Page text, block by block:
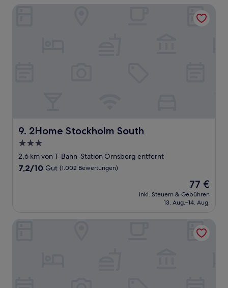
9. 2Home Stockholm South
2Home Stockholm South
3.0-
Sterne-
Unterkunft
2,6 km von T-Bahn-Station Örnsberg entfernt
7.2
7,2/10 Gut (1.002 Bewertungen)
Der
Preis
beträgt
77 €
inkl. Steuern & Gebühren
13. Aug.–14. Aug.